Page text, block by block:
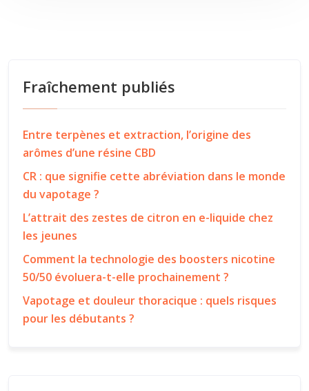
Fraîchement publiés
Entre terpènes et extraction, l’origine des
arômes d’une résine CBD
CR : que signifie cette abréviation dans le monde
du vapotage ?
L’attrait des zestes de citron en e-liquide chez
les jeunes
Comment la technologie des boosters nicotine
50/50 évoluera-t-elle prochainement ?
Vapotage et douleur thoracique : quels risques
pour les débutants ?